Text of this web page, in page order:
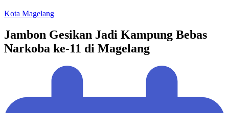
Kota Magelang
Jambon Gesikan Jadi Kampung Bebas
Narkoba ke-11 di Magelang